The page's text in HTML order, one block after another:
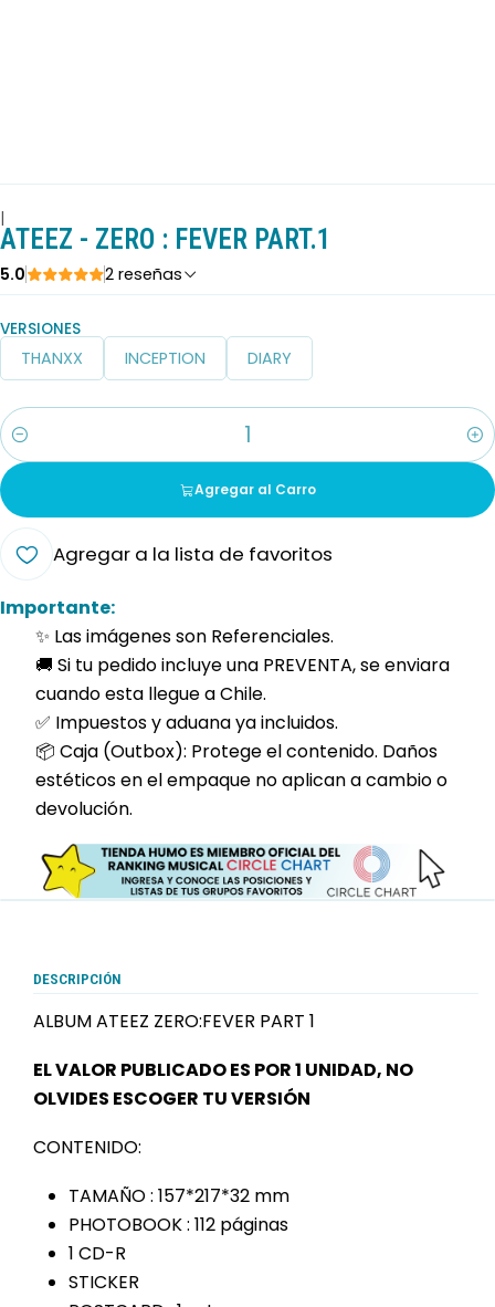
|
ATEEZ - ZERO : FEVER PART.1
5.0 2 reseñas
VERSIONES
THANXX INCEPTION DIARY
Cantidad
Agregar al Carro
Agregar a la lista de favoritos
Importante:
✨ Las imágenes son Referenciales.
🚚 Si tu pedido incluye una PREVENTA, se enviara
cuando esta llegue a Chile.
✅ Impuestos y aduana ya incluidos.
📦 Caja (Outbox): Protege el contenido. Daños
estéticos en el empaque no aplican a cambio o
devolución.
DESCRIPCIÓN
ALBUM ATEEZ ZERO:FEVER PART 1
EL VALOR PUBLICADO ES POR 1 UNIDAD, NO
OLVIDES ESCOGER TU VERSIÓN
CONTENIDO:
TAMAÑO : 157*217*32 mm
PHOTOBOOK : 112 páginas
1 CD-R
STICKER